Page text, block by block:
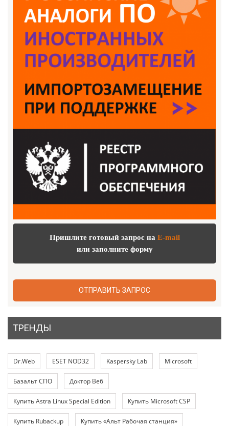
Пришлите готовый запрос на E-mail
или заполните форму
ОТПРАВИТЬ ЗАПРОС
ТРЕНДЫ
Dr.Web ESET NOD32 Kaspersky Lab Microsoft
Базальт СПО Доктор Веб
Купить Astra Linux Special Edition Купить Microsoft CSP
Купить Rubackup Купить «Альт Рабочая станция»